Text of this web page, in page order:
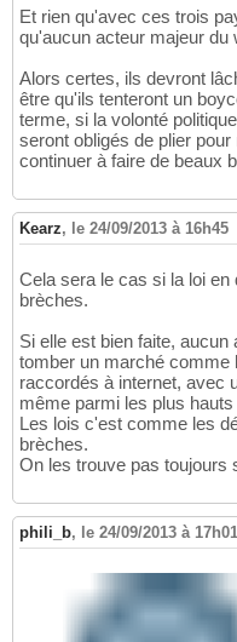
Et rien qu'avec ces trois
qu'aucun acteur majeur du
Alors certes, ils devront
être qu'ils tenteront un
terme, si la volonté
seront obligés de plier
continuer à faire de beaux
Kearz, le 24/09/2013 à 16h45
Cela sera le cas si la loi
brèches.
Si elle est bien faite,
tomber un marché comme
raccordés à internet, avec
même parmi les plus
Les lois c'est comme les
brèches.
On les trouve pas toujours
phili_b, le 24/09/2013 à 17h01